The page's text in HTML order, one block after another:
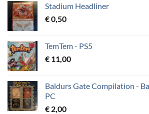
Stadium Headliner
€0,50
TemTem - PS5
€ 11,00
Baldurs Gate Compilation -
PC
€ 2,00